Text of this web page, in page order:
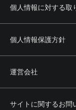
個人情報に対する取
個人情報保護方針
運営会社
サイトに関するお問